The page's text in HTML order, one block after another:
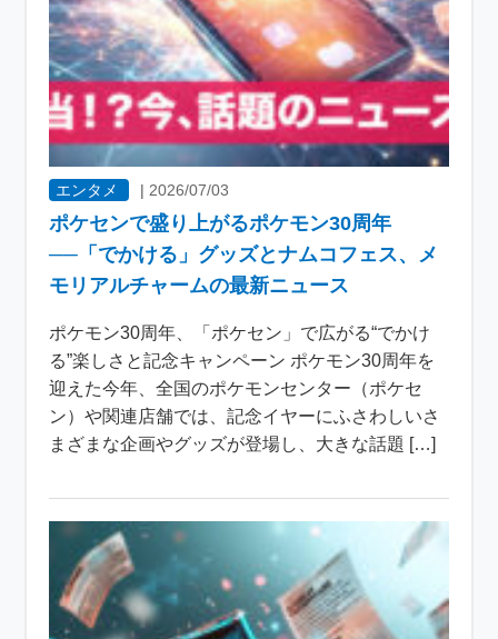
エンタメ |2026/07/03
ポケセンで盛り上がるポケモン30周年
──「でかける」グッズとナムコフェス、メ
モリアルチャームの最新ニュース
ポケモン30周年、「ポケセン」で広がる“でかけ
る”楽しさと記念キャンペーン ポケモン30周年を
迎えた今年、全国のポケモンセンター（ポケセ
ン）や関連店舗では、記念イヤーにふさわしいさ
まざまな企画やグッズが登場し、大きな話題 […]